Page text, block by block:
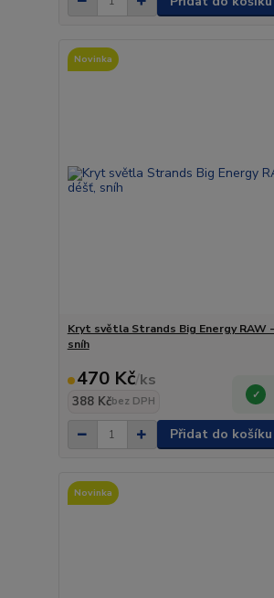
Novinka
Kryt světla Strands Big Energy RAW
sníh
470 Kč/ks
388 Kčbez DPH
Přidat do košíku
Novinka